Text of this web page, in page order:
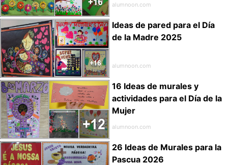
alumnoon.com
Ideas de pared para el Día
de la Madre 2025
alumnoon.com
16 Ideas de murales y
actividades para el Día de la
Mujer
alumnoon.com
26 Ideas de Murales para la
Pascua 2026